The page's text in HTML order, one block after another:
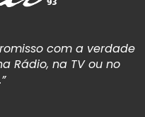
com a verdade
Rádio, na TV ou no